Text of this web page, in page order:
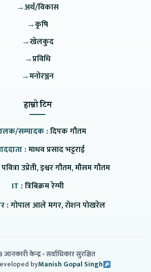
→अर्थ/विकास
→कृषि
→खेलकुद
→प्रविधि
→मनोरञ्जन
हाम्रो टिम
सम्पादक :दिपक गौतम
:माधव प्रसाद भट्टराई
पवित्रा उप्रेती, इश्वर गौतम, मौसम गौतम
IT :त्रिबिक्रम रेग्मी
:गोपाल आले मगर, रोशन पोखरेल
केन्द्र सर्वाधिकार सुरक्षित
byManish Gopal Singh